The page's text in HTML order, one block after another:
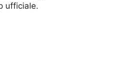
ufficiale.